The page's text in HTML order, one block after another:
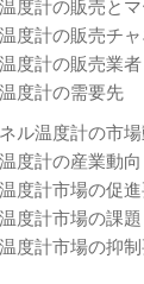
度計の販売と
度計の販売チ
度計の販売業者
度計の需要先
ル温度計の市
度計の産業動向
度計市場の促
度計市場の課題
度計市場の抑